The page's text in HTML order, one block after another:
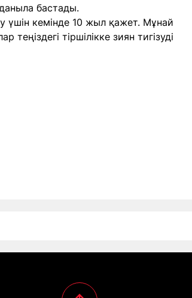
бастады.
үшін кемінде 10 жыл қажет. Мұнай
тіршілікке зиян тигізуді